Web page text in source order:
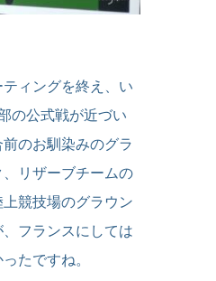
ィングを終え、い
の公式戦が近づい
のお馴染みのグラ
リザーブチームの
競技場のグラウン
、フランスにしては
たですね。